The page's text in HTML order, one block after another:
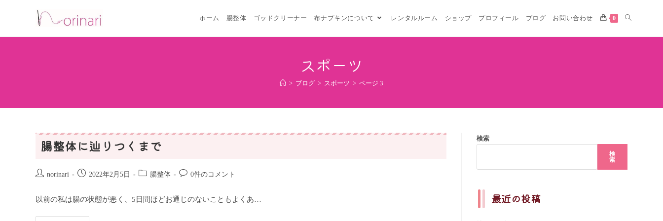
ホーム 腸整体 ゴッドクリーナー 布ナプキンについて レンタルルーム ショップ プロフィール ブログ お問い合わせ 0
スポーツ
> ブログ > スポーツ > ページ 3
腸整体に辿りつくまで
norinari 2022年2月5日 腸整体 0件のコメント
以前の私は腸の状態が悪く、5日間ほどお通じのないこともよくあ…
検索
検
索
最近の投稿